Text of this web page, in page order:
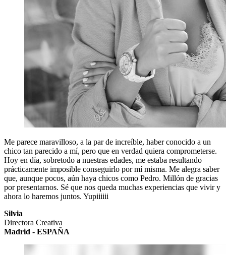
Me parece maravilloso, a la par de increíble, haber conocido a un
chico tan parecido a mí, pero que en verdad quiera comprometerse.
Hoy en día, sobretodo a nuestras edades, me estaba resultando
prácticamente imposible conseguirlo por mí misma. Me alegra saber
que, aunque pocos, aún haya chicos como Pedro. Millón de gracias
por presentarnos. Sé que nos queda muchas experiencias que vivir y
ahora lo haremos juntos. Yupiiiiii
Silvia
Directora Creativa
Madrid - ESPAÑA